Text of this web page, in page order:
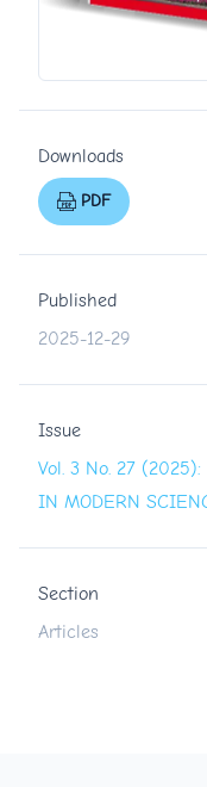
Downloads
PDF
Published
2025-12-29
Issue
Vol. 3 No. 27 (2025):
IN MODERN
Section
Articles